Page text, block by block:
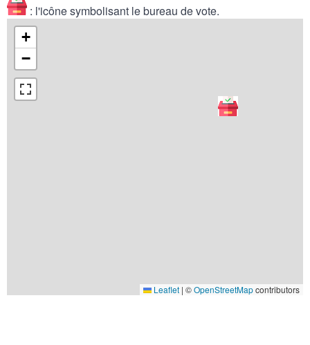
: l'icône symbolisant le bureau de vote.
+
−
Leaflet | ©OpenStreetMapcontributors